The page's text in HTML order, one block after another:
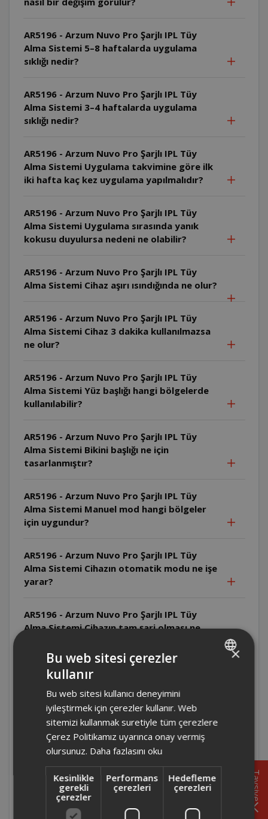
AR5196 - Arzum Nuvo Pro Şarjlı IPL Tüy
Alma Sistemi 5–8 haftalarda uygulama
sıklığı nedir?
AR5196 - Arzum Nuvo Pro Şarjlı IPL Tüy
Alma Sistemi 3–4 haftalarda uygulama
sıklığı nedir?
AR5196 - Arzum Nuvo Pro Şarjlı IPL Tüy
Alma Sistemi Uygulama takvimine göre ilk
iki hafta kaç kez uygulama yapılmalıdır?
AR5196 - Arzum Nuvo Pro Şarjlı IPL Tüy
Alma Sistemi Uygulama sırasında yanık
kokusu duyulursa nedeni ne olabilir?
AR5196 - Arzum Nuvo Pro Şarjlı IPL Tüy
Alma Sistemi Cihaz aşırı ısındığında ne olur?
AR5196 - Arzum Nuvo Pro Şarjlı IPL Tüy
Alma Sistemi Cihaz 3 dakika kullanılmazsa
ne olur?
AR5196 - Arzum Nuvo Pro Şarjlı IPL Tüy
Alma Sistemi Yüz başlığı hangi bölgelerde
kullanılabilir?
AR5196 - Arzum Nuvo Pro Şarjlı IPL Tüy
Alma Sistemi Bikini başlığı ne için
tasarlanmıştır?
AR5196 - Arzum Nuvo Pro Şarjlı IPL Tüy
Alma Sistemi Manuel mod hangi bölgeler
için uygundur?
AR5196 - Arzum Nuvo Pro Şarjlı IPL Tüy
Alma Sistemi Cihazın otomatik modu ne işe
yarar?
AR5196 - Arzum Nuvo Pro Şarjlı IPL Tüy
Alma Sistemi Cihazın tam şarj olması ne
AR5196 - Arzum Nuvo Pro Şarjlı IPL Tüy
olduğunda kaç atım yapabilir?
AR5196 - Arzum Nuvo Pro Şarjlı IPL Tüy
Alma Sistemi Epilasyon kremi veya ağda
AR5196 - Arzum Nuvo Pro Şarjlı IPL Tüy
Alma Sistemi Uygulama öncesi tüyler nasıl
Tavsiye
×
Bu web sitesi çerezler
kullanır
Bu web sitesi kullanıcı deneyimini
iyileştirmek için çerezler kullanır. Web
sitemizi kullanmak suretiyle tüm çerezlere
Çerez Politikamız uyarınca onay vermiş
olursunuz. Daha fazlasını oku
Kesinlikle
gerekli
çerezler
Performans
çerezleri
Hedefleme
çerezleri